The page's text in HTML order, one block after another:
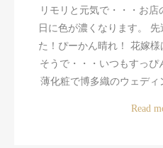
リモリと元気で・・・お
日に色が濃くなります。
た！ぴーかん晴れ！ 花嫁
そうで・・・いつもすっ
薄化粧で博多織のウェディ
Read